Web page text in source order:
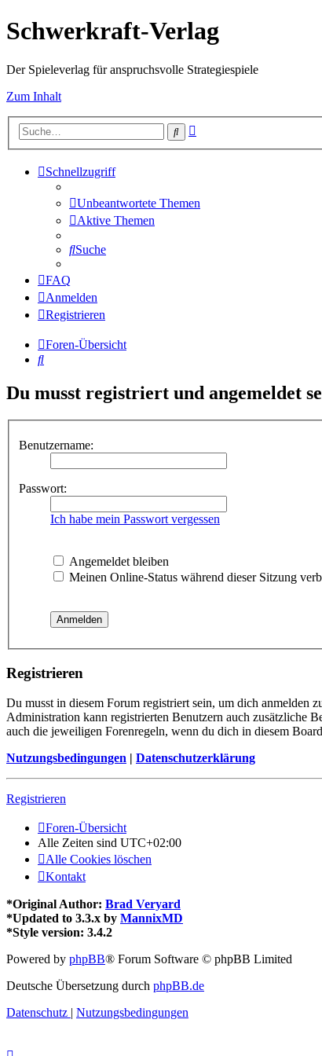
Schwerkraft-Verlag
Der Spieleverlag für anspruchsvolle Strategiespiele
Zum Inhalt
Suche
Schnellzugriff
Unbeantwortete Themen
Aktive Themen
Suche
FAQ
Anmelden
Registrieren
Foren-Übersicht
Suche
Du musst registriert und angemeldet
Benutzername:
Passwort:
Ich habe mein Passwort vergessen
Angemeldet bleiben
Meinen Online-Status während dieser Sitzung
Registrieren
Du musst in diesem Forum registriert sein, um dich
Administration kann registrierten Benutzern auch zusätzliche
auch die jeweiligen Forenregeln, wenn du dich in diesem
Nutzungsbedingungen | Datenschutzerklärung
Registrieren
Foren-Übersicht
Alle Zeiten sind UTC+02:00
Alle Cookies löschen
Kontakt
*Original Author: Brad Veryard
*Updated to 3.3.x by MannixMD
*Style version: 3.4.2
Powered by phpBB® Forum Software © phpBB Limited
Deutsche Übersetzung durch phpBB.de
Datenschutz | Nutzungsbedingungen